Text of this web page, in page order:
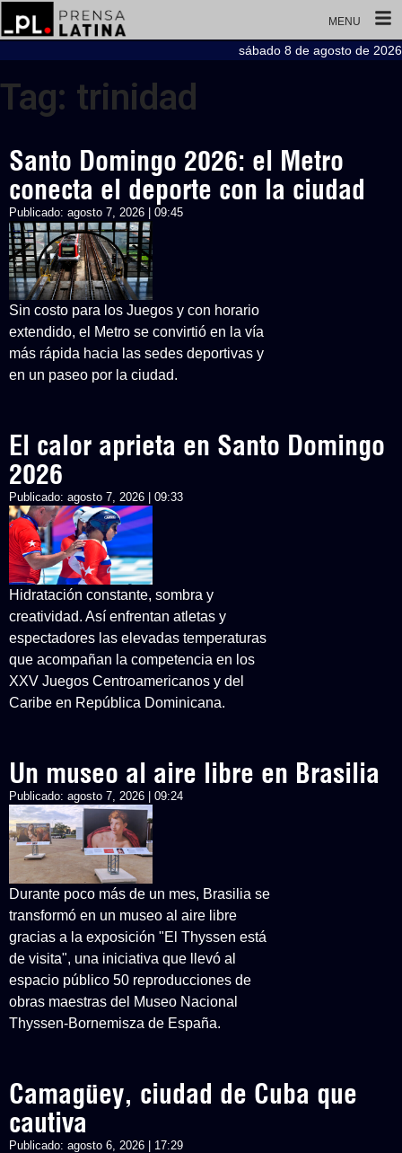
MENU
sábado 8 de agosto de 2026
Tag: trinidad
Santo Domingo 2026: el Metro
conecta el deporte con la ciudad
Publicado: agosto 7, 2026 | 09:45
Sin costo para los Juegos y con horario
extendido, el Metro se convirtió en la vía
más rápida hacia las sedes deportivas y
en un paseo por la ciudad.
El calor aprieta en Santo Domingo
2026
Publicado: agosto 7, 2026 | 09:33
Hidratación constante, sombra y
creatividad. Así enfrentan atletas y
espectadores las elevadas temperaturas
que acompañan la competencia en los
XXV Juegos Centroamericanos y del
Caribe en República Dominicana.
Un museo al aire libre en Brasilia
Publicado: agosto 7, 2026 | 09:24
Durante poco más de un mes, Brasilia se
transformó en un museo al aire libre
gracias a la exposición "El Thyssen está
de visita", una iniciativa que llevó al
espacio público 50 reproducciones de
obras maestras del Museo Nacional
Thyssen-Bornemisza de España.
Camagüey, ciudad de Cuba que
cautiva
Publicado: agosto 6, 2026 | 17:29